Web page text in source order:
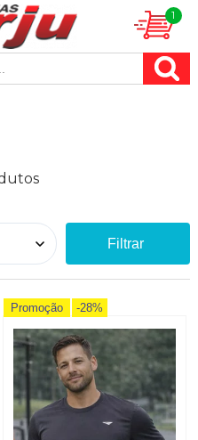
1
Filtrar
Promoção -28%